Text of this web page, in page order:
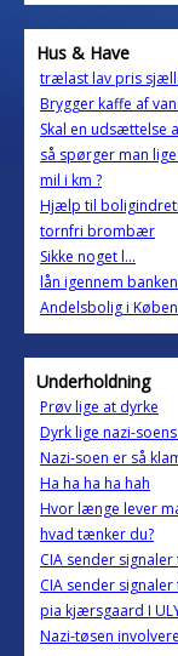
Hus & Have
trælast lav pris
Brygger kaffe af
Skal en udsættelse
så spørger man lige
mil i km ?
Hjælp til
tornfri brombær
Sikke noget l...
lån igennem
Andelsbolig i
Underholdning
Prøv lige at dyrke
Dyrk lige nazi-
Nazi-soen er så
Ha ha ha ha hah
Hvor længe lever
hvad tænker du?
CIA sender
CIA sender
pia kjærsgaard I
Nazi-tøsen